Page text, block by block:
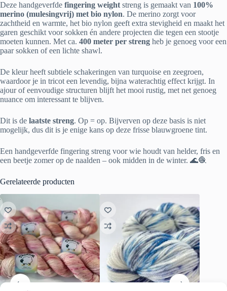
Deze handgeverfde fingering weight streng is gemaakt van 100%
merino (mulesingvrij) met bio nylon. De merino zorgt voor
zachtheid en warmte, het bio nylon geeft extra stevigheid en maakt het
garen geschikt voor sokken én andere projecten die tegen een stootje
moeten kunnen. Met ca. 400 meter per streng heb je genoeg voor een
paar sokken of een lichte shawl.
De kleur heeft subtiele schakeringen van turquoise en zeegroen,
waardoor je in tricot een levendig, bijna waterachtig effect krijgt. In
ajour of eenvoudige structuren blijft het mooi rustig, met net genoeg
nuance om interessant te blijven.
Dit is de laatste streng. Op = op. Bijverven op deze basis is niet
mogelijk, dus dit is je enige kans op deze frisse blauwgroene tint.
Een handgeverfde fingering streng voor wie houdt van helder, fris en
een beetje zomer op de naalden – ook midden in de winter. 🌊🧶
Gerelateerde producten